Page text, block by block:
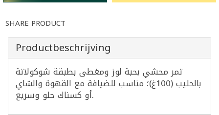
SHARE PRODUCT
Productbeschrijving
تمر محشي بحبة لوز ومغطى بطبقة شوكولاتة
بالحليب (100غ)؛ مناسب للضيافة مع القهوة والشاي
أو كسناك حلو وسريع.